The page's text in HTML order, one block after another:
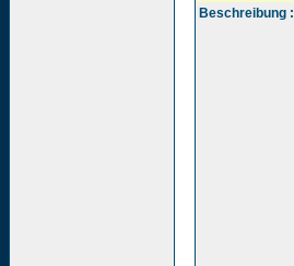
Beschreibung :